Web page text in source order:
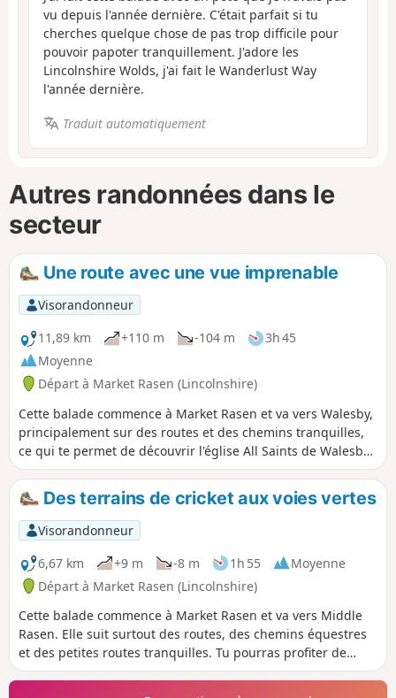
vu depuis l'année dernière. C'était parfait si tu
cherches quelque chose de pas trop difficile pour
pouvoir papoter tranquillement. J'adore les
Lincolnshire Wolds, j'ai fait le Wanderlust Way
l'année dernière.
Traduit automatiquement
Autres randonnées dans le
secteur
Une route avec une vue imprenable
Visorandonneur
11,89 km
+110 m -104 m
3h 45
Moyenne
Départ à Market Rasen (Lincolnshire)
Cette balade commence à Market Rasen et va vers Walesby,
principalement sur des routes et des chemins tranquilles,
ce qui te permet de découvrir l'église All Saints de Walesby,
affectueusement surnommée « Ramblers' Church » (l'église
des randonneurs), et d'admirer des vues spectaculaires sur
le Lincolnshire.
Des terrains de cricket aux voies vertes
Visorandonneur
6,67 km
+9 m -8 m 1h 55
Moyenne
Départ à Market Rasen (Lincolnshire)
Cette balade commence à Market Rasen et va vers Middle
Rasen. Elle suit surtout des routes, des chemins équestres
et des petites routes tranquilles. Tu pourras profiter de
superbes vues sur les Lincolnshire Wolds pendant cette